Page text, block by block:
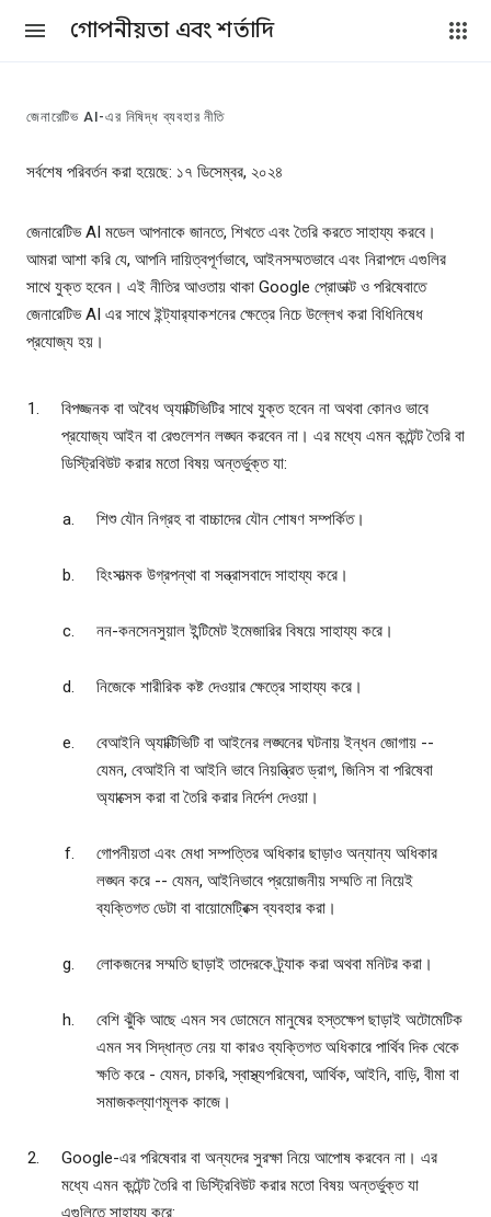
গোপনীয়তা এবং শর্তাদি
জেনারেটিভ AI-এর নিষিদ্ধ ব্যবহার নীতি
সর্বশেষ পরিবর্তন করা হয়েছে: ১৭ ডিসেম্বর, ২০২৪
জেনারেটিভ AI মডেল আপনাকে জানতে, শিখতে এবং তৈরি করতে সাহায্য করবে।
আমরা আশা করি যে, আপনি দায়িত্বপূর্ণভাবে, আইনসম্মতভাবে এবং নিরাপদে এগুলির
সাথে যুক্ত হবেন। এই নীতির আওতায় থাকা Google প্রোডাক্ট ও পরিষেবাতে
জেনারেটিভ AI এর সাথে ইন্ট্যার‍্যাকশনের ক্ষেত্রে নিচে উল্লেখ করা বিধিনিষেধ
প্রযোজ্য হয়।
বিপজ্জনক বা অবৈধ অ্যাক্টিভিটির সাথে যুক্ত হবেন না অথবা কোনও ভাবে
প্রযোজ্য আইন বা রেগুলেশন লঙ্ঘন করবেন না। এর মধ্যে এমন কন্টেন্ট তৈরি বা
ডিস্ট্রিবিউট করার মতো বিষয় অন্তর্ভুক্ত যা:
শিশু যৌন নিগ্রহ বা বাচ্চাদের যৌন শোষণ সম্পর্কিত।
হিংসাত্মক উগ্রপন্থা বা সন্ত্রাসবাদে সাহায্য করে।
নন-কনসেনসুয়াল ইন্টিমেট ইমেজারির বিষয়ে সাহায্য করে।
নিজেকে শারীরিক কষ্ট দেওয়ার ক্ষেত্রে সাহায্য করে।
বেআইনি অ্যাক্টিভিটি বা আইনের লঙ্ঘনের ঘটনায় ইন্ধন জোগায় --
যেমন, বেআইনি বা আইনি ভাবে নিয়ন্ত্রিত ড্রাগ, জিনিস বা পরিষেবা
অ্যাক্সেস করা বা তৈরি করার নির্দেশ দেওয়া।
গোপনীয়তা এবং মেধা সম্পত্তির অধিকার ছাড়াও অন্যান্য অধিকার
লঙ্ঘন করে -- যেমন, আইনিভাবে প্রয়োজনীয় সম্মতি না নিয়েই
ব্যক্তিগত ডেটা বা বায়োমেট্রিক্স ব্যবহার করা।
লোকজনের সম্মতি ছাড়াই তাদেরকে ট্র্যাক করা অথবা মনিটর করা।
বেশি ঝুঁকি আছে এমন সব ডোমেনে মানুষের হস্তক্ষেপ ছাড়াই অটোমেটিক
এমন সব সিদ্ধান্ত নেয় যা কারও ব্যক্তিগত অধিকারে পার্থিব দিক থেকে
ক্ষতি করে - যেমন, চাকরি, স্বাস্থ্যপরিষেবা, আর্থিক, আইনি, বাড়ি, বীমা বা
সমাজকল্যাণমূলক কাজে।
Google-এর পরিষেবার বা অন্যদের সুরক্ষা নিয়ে আপোষ করবেন না। এর
মধ্যে এমন কন্টেন্ট তৈরি বা ডিস্ট্রিবিউট করার মতো বিষয় অন্তর্ভুক্ত যা
এগুলিতে সাহায্য করে: